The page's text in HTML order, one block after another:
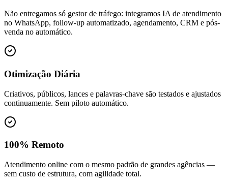
Não entregamos só gestor de tráfego: integramos IA de atendimento
no WhatsApp, follow-up automatizado, agendamento, CRM e pós-
venda no automático.
Otimização Diária
Criativos, públicos, lances e palavras-chave são testados e ajustados
continuamente. Sem piloto automático.
100% Remoto
Atendimento online com o mesmo padrão de grandes agências —
sem custo de estrutura, com agilidade total.